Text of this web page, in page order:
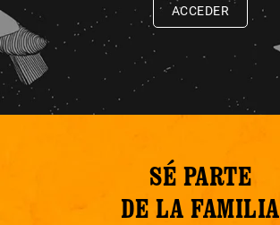
ACCEDER
SÉ PARTE
DE LA FAMILIA